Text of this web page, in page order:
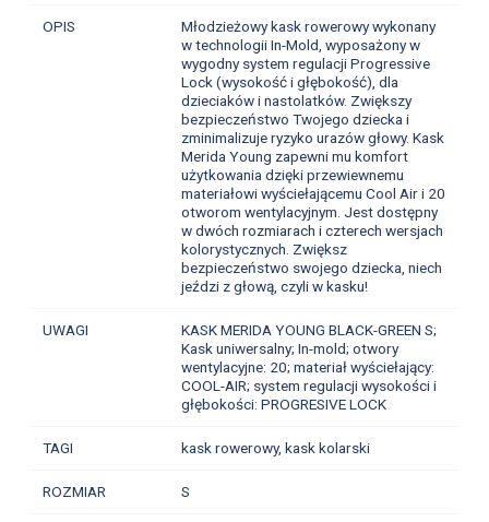
OPIS
Młodzieżowy kask rowerowy wykonany
w technologii In-Mold, wyposażony w
wygodny system regulacji Progressive
Lock (wysokość i głębokość), dla
dzieciaków i nastolatków. Zwiększy
bezpieczeństwo Twojego dziecka i
zminimalizuje ryzyko urazów głowy. Kask
Merida Young zapewni mu komfort
użytkowania dzięki przewiewnemu
materiałowi wyściełającemu Cool Air i 20
otworom wentylacyjnym. Jest dostępny
w dwóch rozmiarach i czterech wersjach
kolorystycznych. Zwiększ
bezpieczeństwo swojego dziecka, niech
jeździ z głową, czyli w kasku!
UWAGI
KASK MERIDA YOUNG BLACK-GREEN S;
Kask uniwersalny; In-mold; otwory
wentylacyjne: 20; materiał wyściełający:
COOL-AIR; system regulacji wysokości i
głębokości: PROGRESIVE LOCK
TAGI kask rowerowy, kask kolarski
ROZMIAR S